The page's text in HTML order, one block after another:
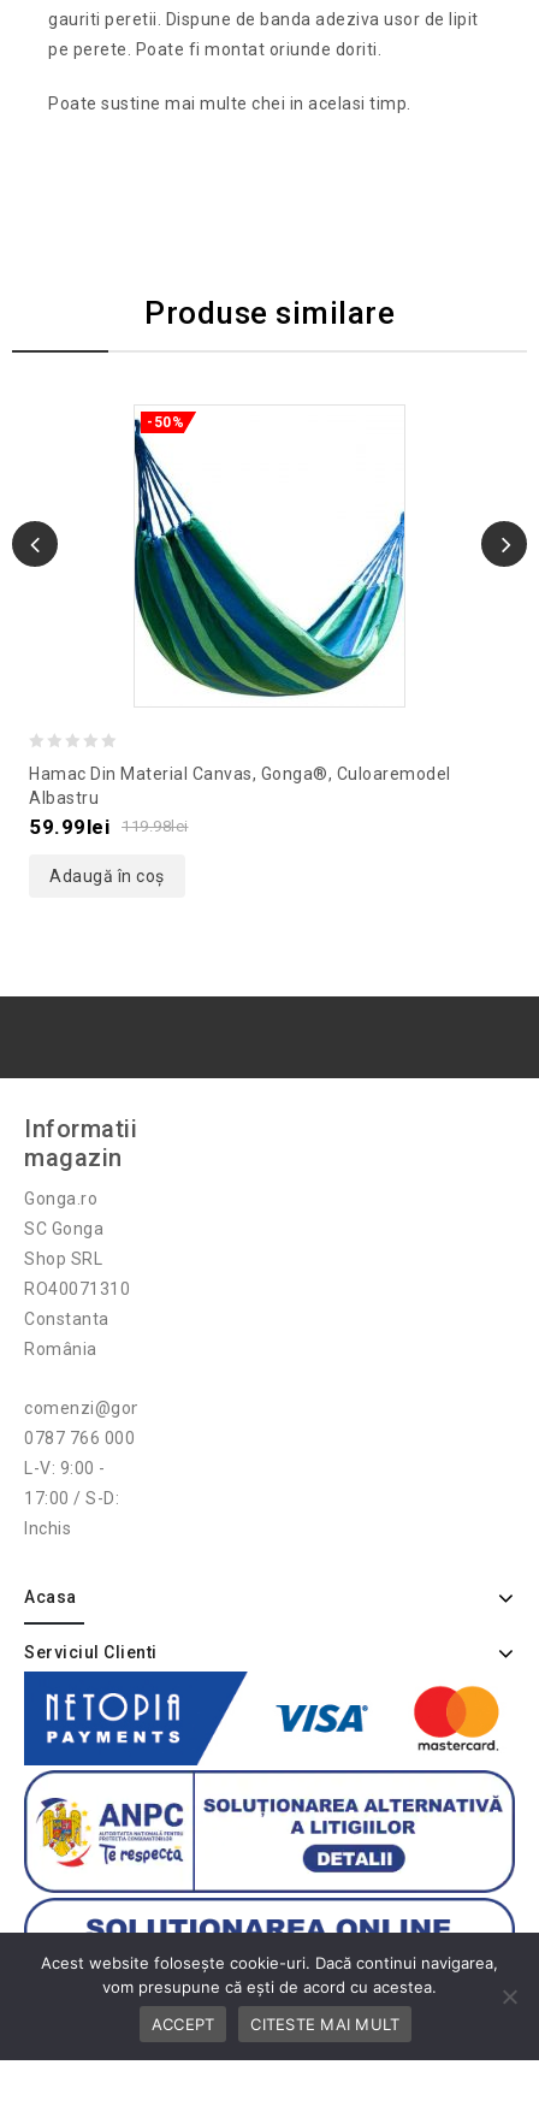
gauriti peretii. Dispune de banda adeziva usor de lipit
pe perete. Poate fi montat oriunde doriti.
Poate sustine mai multe chei in acelasi timp.
Produse similare
-50%
out
of
Hamac Din Material Canvas, Gonga®, Culoaremodel
Albastru
119.98lei
59.99lei
Adaugă în coș
Informatii
magazin
Gonga.ro
SC Gonga
Shop SRL
RO40071310
Constanta
România
comenzi@gonga.ro
0787 766 000
L-V: 9:00 -
17:00 / S-D:
Inchis
Acasa
Serviciul Clienti
Acest website folosește cookie-uri. Dacă continui navigarea,
vom presupune că ești de acord cu acestea.
ACCEPT
CITESTE MAI MULT